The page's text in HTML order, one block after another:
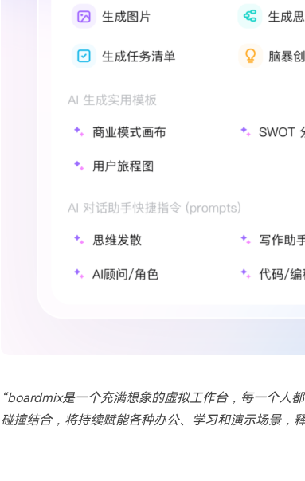
“boardmix是一个充满想象的虚拟工作台，每一个人
碰撞结合，将持续赋能各种办公、学习和演示场景，